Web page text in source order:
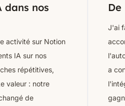
dans nos
activité sur Notion
IA sur nos
répétitives,
valeur : notre
de
De
J'ai
a